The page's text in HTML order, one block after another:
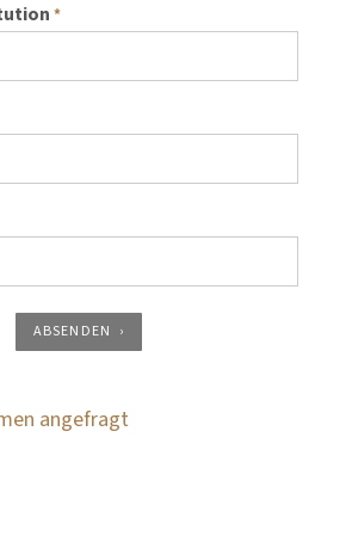
*
ABSENDEN
angefragt